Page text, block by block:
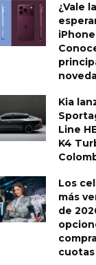
¿Vale
iPhone
Kia
Line
K4
Los
más
de
cuotas